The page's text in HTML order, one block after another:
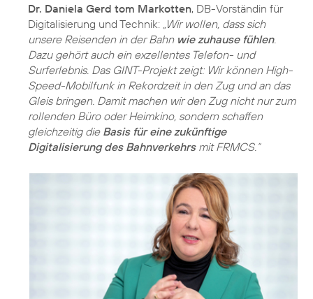
Dr. Daniela Gerd tom Markotten, DB-Vorständin für
Digitalisierung und Technik: „Wir wollen, dass sich
unsere Reisenden in der Bahn wie zuhause fühlen.
Dazu gehört auch ein exzellentes Telefon- und
Surferlebnis. Das GINT-Projekt zeigt: Wir können High-
Speed-Mobilfunk in Rekordzeit in den Zug und an das
Gleis bringen. Damit machen wir den Zug nicht nur zum
rollenden Büro oder Heimkino, sondern schaffen
gleichzeitig die Basis für eine zukünftige
Digitalisierung des Bahnverkehrsmit FRMCS.“